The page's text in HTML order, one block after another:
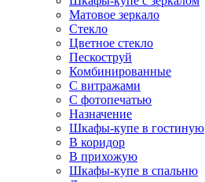
Матовое зеркало
Стекло
Цветное стекло
Пескоструй
Комбинированные
С витражами
С фотопечатью
Назначение
Шкафы-купе в гостиную
В коридор
В прихожую
Шкафы-купе в спальню